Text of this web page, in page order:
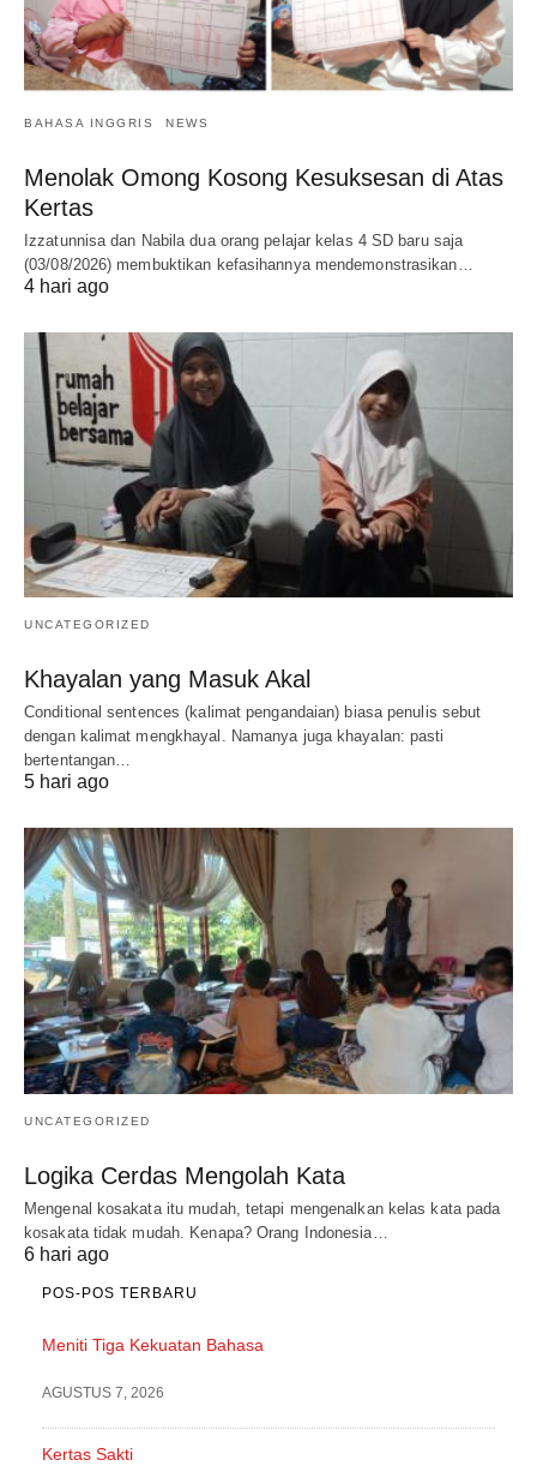
BAHASA INGGRIS NEWS
Menolak Omong Kosong Kesuksesan di Atas
Kertas
Izzatunnisa dan Nabila dua orang pelajar kelas 4 SD baru saja
(03/08/2026) membuktikan kefasihannya mendemonstrasikan…
4 hari ago
UNCATEGORIZED
Khayalan yang Masuk Akal
Conditional sentences (kalimat pengandaian) biasa penulis sebut
dengan kalimat mengkhayal. Namanya juga khayalan: pasti
bertentangan…
5 hari ago
UNCATEGORIZED
Logika Cerdas Mengolah Kata
Mengenal kosakata itu mudah, tetapi mengenalkan kelas kata pada
kosakata tidak mudah. Kenapa? Orang Indonesia…
6 hari ago
POS-POS TERBARU
Meniti Tiga Kekuatan Bahasa
AGUSTUS 7, 2026
Kertas Sakti